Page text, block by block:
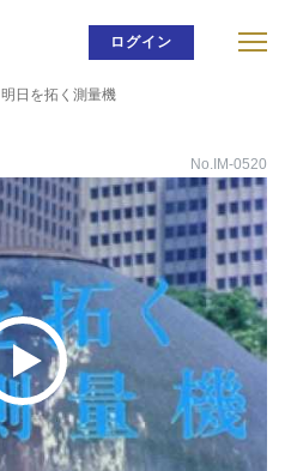
ログイン
明日を拓く測量機
No.IM-0520